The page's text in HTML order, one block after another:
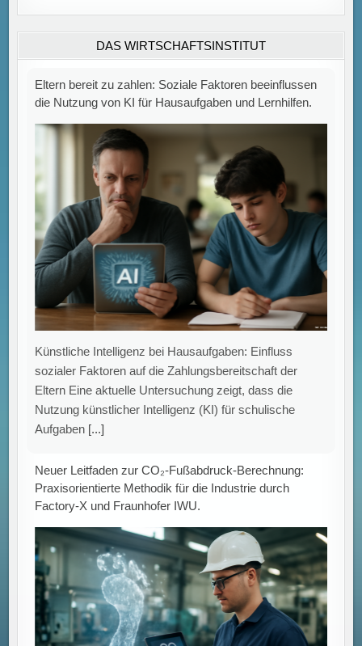
DAS WIRTSCHAFTSINSTITUT
Künstliche Intelligenz bei Hausaufgaben: Einfluss
Eltern Eine aktuelle Untersuchung zeigt, dass die
Nutzung künstlicher Intelligenz (KI) für schulische
Aufgaben
[...]
Neuer Leitfaden zur CO₂-Fußabdruck-Berechnung:
Praxisorientierte Methodik für die Industrie durch
Factory-X und Fraunhofer IWU.
Standardisierte, vergleichbare und verständliche
Industrieprodukten Die Ermittlung des CO₂-
Fußabdrucks eines Produkts entlang der gesamten
Wertschöpfungskette stellt Unternehmen vor vielfältige
Herausforderungen –[...]
Erfolgreicher IT-Betrieb: Teamarbeit, Prozesse und